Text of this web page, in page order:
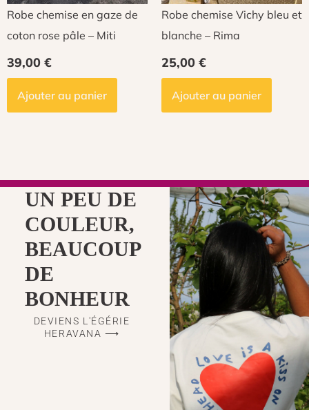
Robe chemise en gaze de
coton rose pâle – Miti
39,00 €
Ajouter au panier
Robe chemise Vichy bleu et
blanche – Rima
25,00 €
Ajouter au panier
UN PEU DE
COULEUR,
BEAUCOUP
DE
BONHEUR
DEVIENS L'ÉGÉRIE
HERAVANA ⟶